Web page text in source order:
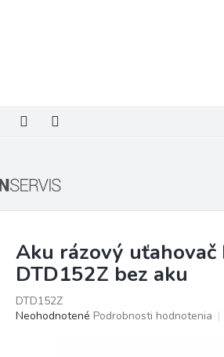
Aku rázový uťahovač
DTD152Z bez aku
DTD152Z
Priemerné
Neohodnotené Podrobnosti hodnotenia